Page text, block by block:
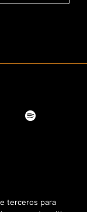
terceros para